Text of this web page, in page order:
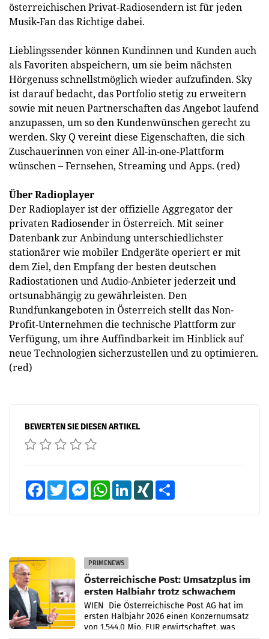
österreichischen Privat-Radiosendern ist für jeden
Musik-Fan das Richtige dabei.
Lieblingssender können Kundinnen und Kunden auch
als Favoriten abspeichern, um sie beim nächsten
Hörgenuss schnellstmöglich wieder aufzufinden. Sky
ist darauf bedacht, das Portfolio stetig zu erweitern
sowie mit neuen Partnerschaften das Angebot laufend
anzupassen, um so den Kundenwünschen gerecht zu
werden. Sky Q vereint diese Eigenschaften, die sich
Zuschauerinnen von einer All-in-one-Plattform
wünschen – Fernsehen, Streaming und Apps. (red)
Über Radioplayer
Der Radioplayer ist der offizielle Aggregator der
privaten Radiosender in Österreich. Mit seiner
Datenbank zur Anbindung unterschiedlichster
stationärer wie mobiler Endgeräte operiert er mit
dem Ziel, den Empfang der besten deutschen
Radiostationen und Audio-Anbieter jederzeit und
ortsunabhängig zu gewährleisten. Den
Rundfunkangeboten in Österreich stellt das Non-
Profit-Unternehmen die technische Plattform zur
Verfügung, um ihre Auffindbarkeit im Hinblick auf
neue Technologien sicherzustellen und zu optimieren.
(red)
BEWERTEN SIE DIESEN ARTIKEL
FacebookTwitter MessengerWhatsAppLinkedInXING
PRIMENEWS
Österreichische Post: Umsatzplus im
ersten Halbjahr trotz schwachem
Briefgeschäft
WIEN Die Österreichische Post AG hat im
ersten Halbjahr 2026 einen Konzernumsatz
von 1.544,0 Mio. EUR erwirtschaftet, was